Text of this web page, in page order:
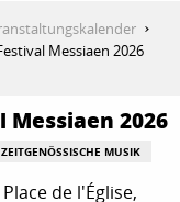
Messiaen 2026
2026
ZEITGENÖSSISCHE MUSIK
de l'Église,